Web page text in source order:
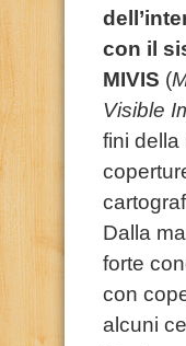
con il
MIVIS (
Visible
fini della
Dalla
forte
con
alcuni